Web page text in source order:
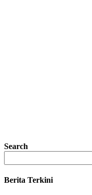
Search
Berita Terkini